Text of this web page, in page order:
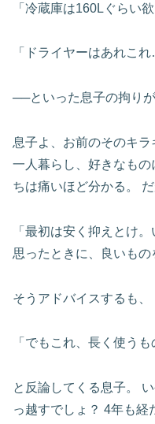
「冷蔵庫は160Lぐらい
「ドライヤーはあれこれ
──といった息子の拘り
息子よ、お前のそのキ
一人暮らし、好きなも
ちは痛いほど分かる。
「最初は安く抑えとけ
思ったときに、良いもの
そうアドバイスするも、
「でもこれ、長く使う
と反論してくる息子。
っ越すでしょ？ 4年も経